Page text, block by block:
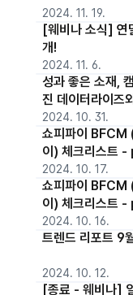
2024. 11. 19.
[웨비나 소식] 연
개!
2024. 11. 6.
성과 좋은 소재,
진 데이터라이즈
2024. 10. 31.
쇼피파이 BFCM
이) 체크리스트
2024. 10. 17.
쇼피파이 BFCM
이) 체크리스트
2024. 10. 16.
트렌드 리포트 9
2024. 10. 12.
[종료 - 웨비나]